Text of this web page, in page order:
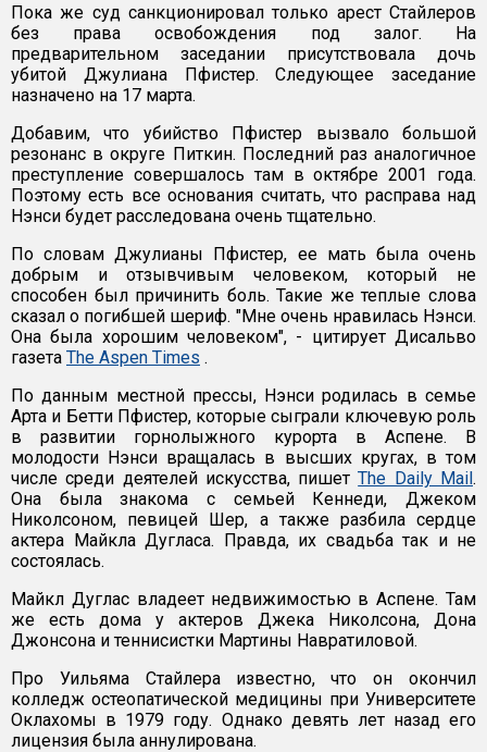
Пока же суд санкционировал только арест Стайлеров
без права освобождения под залог. На
предварительном заседании присутствовала дочь
убитой Джулиана Пфистер. Следующее заседание
назначено на 17 марта.
Добавим, что убийство Пфистер вызвало большой
резонанс в округе Питкин. Последний раз аналогичное
преступление совершалось там в октябре 2001 года.
Поэтому есть все основания считать, что расправа над
Нэнси будет расследована очень тщательно.
По словам Джулианы Пфистер, ее мать была очень
добрым и отзывчивым человеком, который не
способен был причинить боль. Такие же теплые слова
сказал о погибшей шериф. "Мне очень нравилась Нэнси.
Она была хорошим человеком", - цитирует Дисальво
газета The Aspen Times .
По данным местной прессы, Нэнси родилась в семье
Арта и Бетти Пфистер, которые сыграли ключевую роль
в развитии горнолыжного курорта в Аспене. В
молодости Нэнси вращалась в высших кругах, в том
числе среди деятелей искусства, пишетThe Daily Mail.
Она была знакома с семьей Кеннеди, Джеком
Николсоном, певицей Шер, а также разбила сердце
актера Майкла Дугласа. Правда, их свадьба так и не
состоялась.
Майкл Дуглас владеет недвижимостью в Аспене. Там
же есть дома у актеров Джека Николсона, Дона
Джонсона и теннисистки Мартины Навратиловой.
Про Уильяма Стайлера известно, что он окончил
колледж остеопатической медицины при Университете
Оклахомы в 1979 году. Однако девять лет назад его
лицензия была аннулирована.